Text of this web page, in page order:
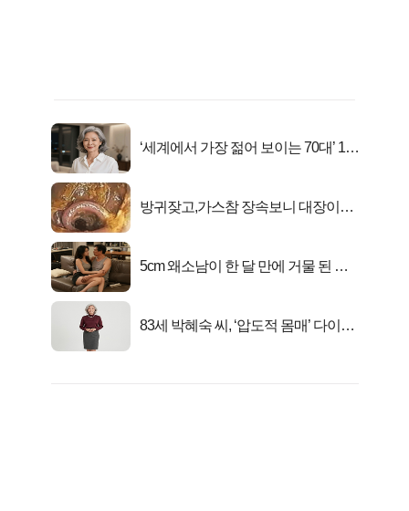
‘세계에서 가장 젊어 보이는 70대’ 1위
방귀잦고,가스참 장속보니 대장이아
5cm 왜소남이 한 달 만에 거물 된 사
83세 박혜숙 씨, ‘압도적 몸매’ 다이어